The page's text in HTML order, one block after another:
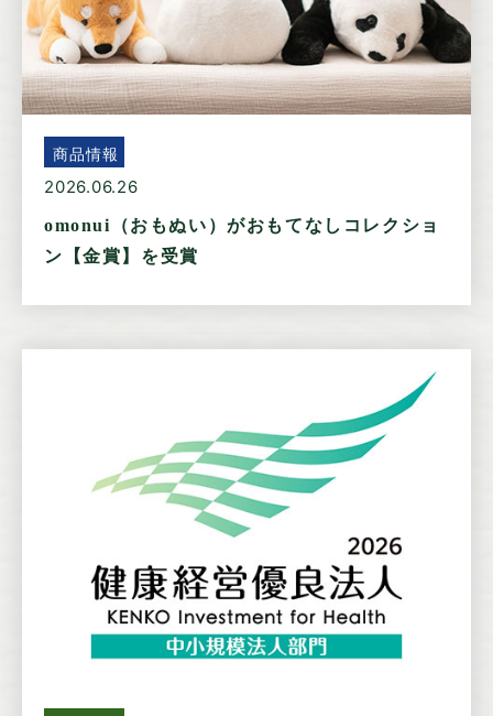
2025/06/13
プレスリリース
「おもてなしセレクション2025」を2シリーズが受賞し
ました
商品情報
2026.06.26
omonui（おもぬい）がおもてなしコレクショ
ン【金賞】を受賞